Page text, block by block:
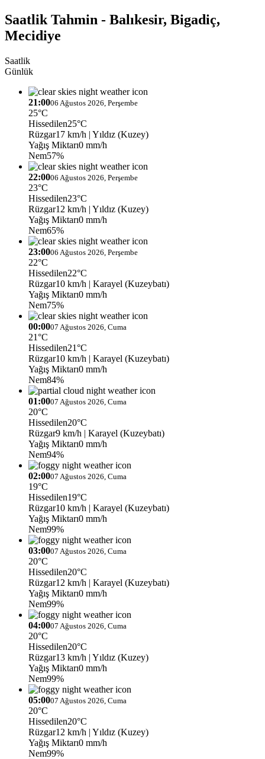
Saatlik Tahmin - Balıkesir, Bigadiç,
Mecidiye
Saatlik
Günlük
21:0006 Ağustos 2026, Perşembe
25°C
Hissedilen25°C
Rüzgar17 km/h | Yıldız (Kuzey)
Yağış Miktarı0 mm/h
Nem57%
22:0006 Ağustos 2026, Perşembe
23°C
Hissedilen23°C
Rüzgar12 km/h | Yıldız (Kuzey)
Yağış Miktarı0 mm/h
Nem65%
23:0006 Ağustos 2026, Perşembe
22°C
Hissedilen22°C
Rüzgar10 km/h | Karayel (Kuzeybatı)
Yağış Miktarı0 mm/h
Nem75%
00:0007 Ağustos 2026, Cuma
21°C
Hissedilen21°C
Rüzgar10 km/h | Karayel (Kuzeybatı)
Yağış Miktarı0 mm/h
Nem84%
01:0007 Ağustos 2026, Cuma
20°C
Hissedilen20°C
Rüzgar9 km/h | Karayel (Kuzeybatı)
Yağış Miktarı0 mm/h
Nem94%
02:0007 Ağustos 2026, Cuma
19°C
Hissedilen19°C
Rüzgar10 km/h | Karayel (Kuzeybatı)
Yağış Miktarı0 mm/h
Nem99%
03:0007 Ağustos 2026, Cuma
20°C
Hissedilen20°C
Rüzgar12 km/h | Karayel (Kuzeybatı)
Yağış Miktarı0 mm/h
Nem99%
04:0007 Ağustos 2026, Cuma
20°C
Hissedilen20°C
Rüzgar13 km/h | Yıldız (Kuzey)
Yağış Miktarı0 mm/h
Nem99%
05:0007 Ağustos 2026, Cuma
20°C
Hissedilen20°C
Rüzgar12 km/h | Yıldız (Kuzey)
Yağış Miktarı0 mm/h
Nem99%